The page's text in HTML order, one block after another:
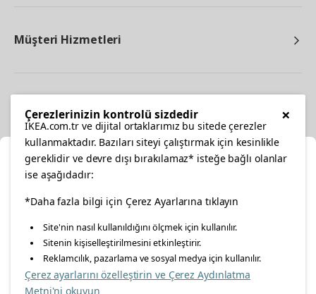
Müşteri Hizmetleri
facebooktwitterinstagrampinterestyoutube
linkedin
Konumunuzu Seçin
İnternetten vereceğiniz siparişlerinizde size özel hizmet ve
içerikleri görebilmek için lütfen konumuzu seçin.
İl seçiniz
×
Çerezlerinizin kontrolü sizdedir
IKEA.com.tr ve dijital ortaklarımız bu sitede çerezler
kullanmaktadır. Bazıları siteyi çalıştırmak için kesinlikle
gereklidir ve devre dışı bırakılamaz* isteğe bağlı olanlar
ise aşağıdadır:
*Daha fazla bilgi için Çerez Ayarlarına tıklayın
Site'nin nasıl kullanıldığını ölçmek için kullanılır.
Sitenin kişiselleştirilmesini etkinleştirir.
Reklamcılık, pazarlama ve sosyal medya için kullanılır.
Çerez ayarlarını özelleştirin ve Çerez Aydınlatma
Metni'ni okuyun